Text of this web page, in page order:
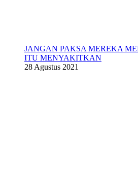
JANGAN PAKSA MEREKA
ITU MENYAKITKAN
28 Agustus 2021